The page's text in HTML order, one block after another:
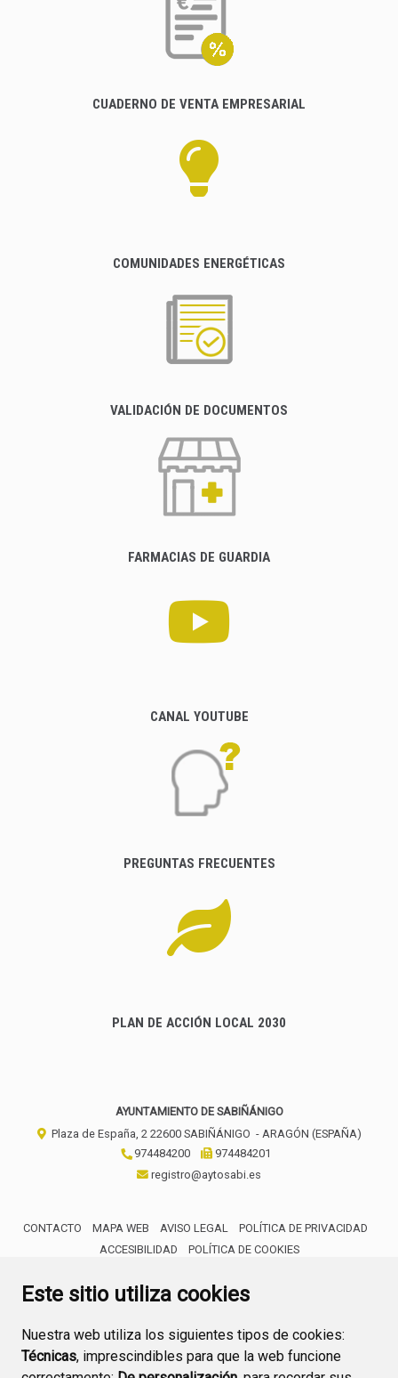
Este sitio utiliza cookies
Nuestra web utiliza los siguientes tipos de cookies:
Técnicas, imprescindibles para que la web funcione
CUADERNO DE VENTA EMPRESARIAL
COMUNIDADES ENERGÉTICAS
VALIDACIÓN DE DOCUMENTOS
FARMACIAS DE GUARDIA
CANAL YOUTUBE
PREGUNTAS FRECUENTES
PLAN DE ACCIÓN LOCAL 2030
AYUNTAMIENTO DE SABIÑÁNIGO
Plaza de España, 2 22600 SABIÑÁNIGO - ARAGÓN (ESPAÑA)
974484200
974484201
registro@aytosabi.es
CONTACTO MAPA WEB AVISO LEGAL
POLÍTICA DE PRIVACIDAD
ACCESIBILIDAD
POLÍTICA DE COOKIES